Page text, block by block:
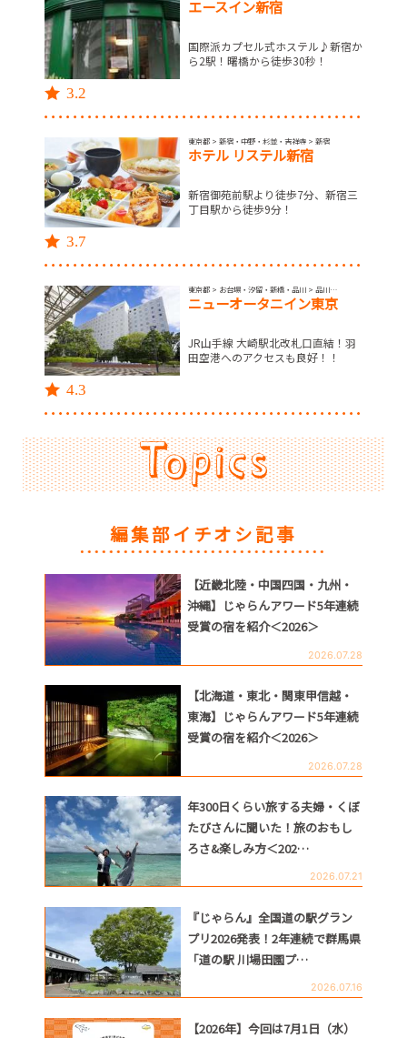
編集部イチオシ記事
【近畿北陸・中国四国・九州・
沖縄】じゃらんアワード5年連続
受賞の宿を紹介＜2026＞
2026.07.28
【北海道・東北・関東甲信越・
東海】じゃらんアワード5年連続
受賞の宿を紹介＜2026＞
2026.07.28
年300日くらい旅する夫婦・くぼ
たびさんに聞いた！旅のおもし
ろさ&楽しみ方＜202…
2026.07.21
『じゃらん』全国道の駅グラン
プリ2026発表！2年連続で群馬県
「道の駅 川場田園プ…
2026.07.16
【2026年】今回は7月1日（水）